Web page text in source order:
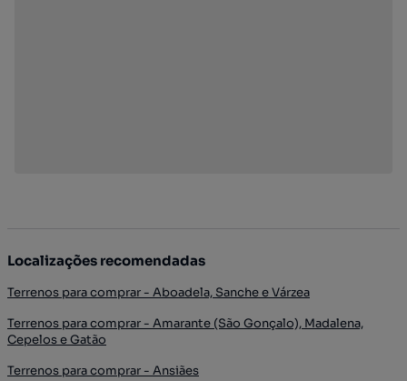
Localizações recomendadas
Terrenos para comprar - Aboadela, Sanche e Várzea
Terrenos para comprar - Amarante (São Gonçalo), Madalena,
Cepelos e Gatão
Terrenos para comprar - Ansiães